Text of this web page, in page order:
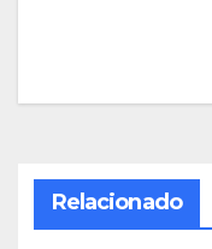
Relacionado